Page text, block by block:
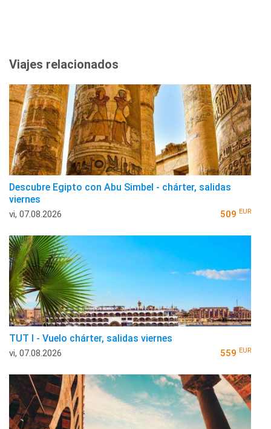
Viajes relacionados
Descubre Egipto con Abu Simbel - chárter, salidas
viernes
vi, 07.08.2026 509 EUR
TUT I - Vuelo chárter, salidas viernes
vi, 07.08.2026 559 EUR